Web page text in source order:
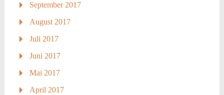
September 2017
August 2017
Juli 2017
Juni 2017
Mai 2017
April 2017